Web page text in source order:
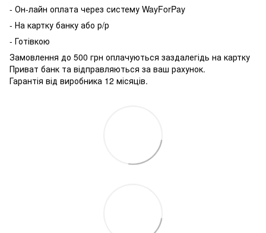
- Он-лайн оплата через систему WayForPay
- На картку банку або р/р
- Готівкою
Замовлення до 500 грн оплачуються заздалегідь на картку
Приват банк та відправляються за ваш рахунок.
Гарантія від виробника 12 місяців.